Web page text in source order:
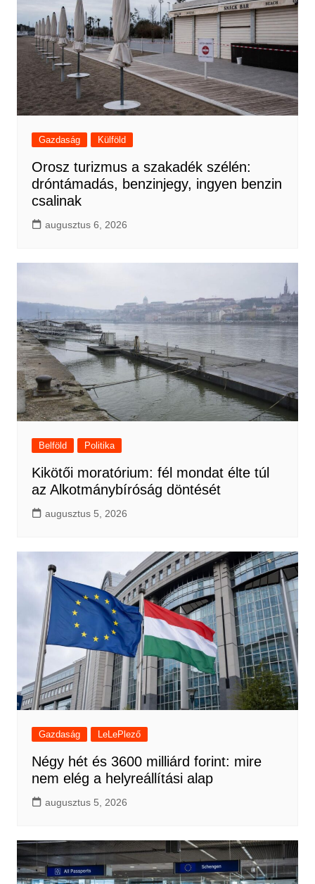
Gazdaság Külföld
Orosz turizmus a szakadék szélén:
dróntámadás, benzinjegy, ingyen benzin
csalinak
augusztus 6, 2026
Belföld Politika
Kikötői moratórium: fél mondat élte túl
az Alkotmánybíróság döntését
augusztus 5, 2026
Gazdaság LeLePlező
Négy hét és 3600 milliárd forint: mire
nem elég a helyreállítási alap
augusztus 5, 2026